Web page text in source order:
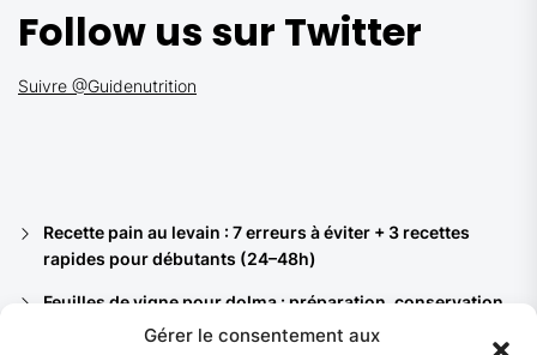
Gérer le consentement aux
Follow us sur Twitter
Suivre @Guidenutrition
Recette pain au levain : 7 erreurs à éviter + 3 recettes
rapides pour débutants (24–48h)
Feuilles de vigne pour dolma : préparation, conservation
et 8 recettes du bassin méditerranéen